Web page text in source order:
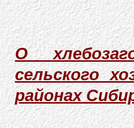
О
сельского
районах